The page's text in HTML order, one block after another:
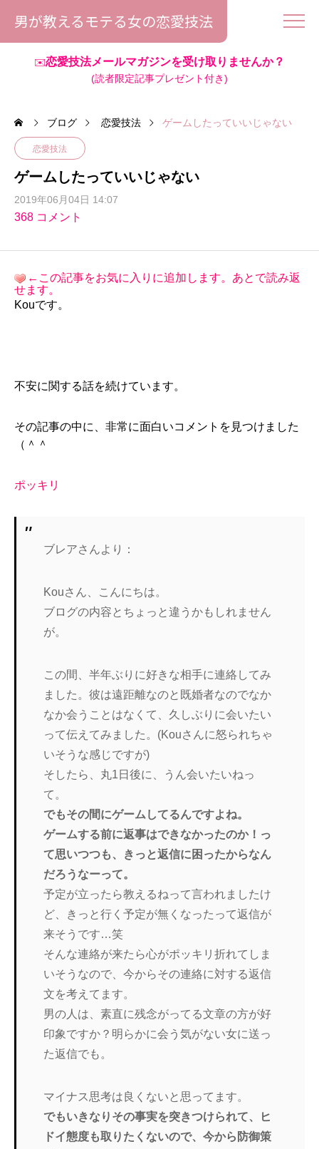
男が教えるモテる女の恋愛技法
✉️恋愛技法メールマガジンを受け取りませんか？
(読者限定記事プレゼント付き)
ブログ 恋愛技法 ゲームしたっていいじゃない
恋愛技法
ゲームしたっていいじゃない
2019年06月04日 14:07
368 コメント
←この記事をお気に入りに追加します。あとで読み返
せます。
Kouです。
不安に関する話を続けています。
その記事の中に、非常に面白いコメントを見つけました
（＾＾
ポッキリ
ブレアさんより：
Kouさん、こんにちは。
ブログの内容とちょっと違うかもしれません
が。
この間、半年ぶりに好きな相手に連絡してみ
ました。彼は遠距離なのと既婚者なのでなか
なか会うことはなくて、久しぶりに会いたい
って伝えてみました。(Kouさんに怒られちゃ
いそうな感じですが)
そしたら、丸1日後に、うん会いたいねっ
て。
でもその間にゲームしてるんですよね。
ゲームする前に返事はできなかったのか！っ
て思いつつも、きっと返信に困ったからなん
だろうなーって。
予定が立ったら教えるねって言われましたけ
ど、きっと行く予定が無くなったって返信が
来そうです…笑
そんな連絡が来たら心がポッキリ折れてしま
いそうなので、今からその連絡に対する返信
文を考えてます。
男の人は、素直に残念がってる文章の方が好
印象ですか？明らかに会う気がない女に送っ
た返信でも。
マイナス思考は良くないと思ってます。
でもいきなりその事実を突きつけられて、ヒ
ドイ態度も取りたくないので、今から防御策